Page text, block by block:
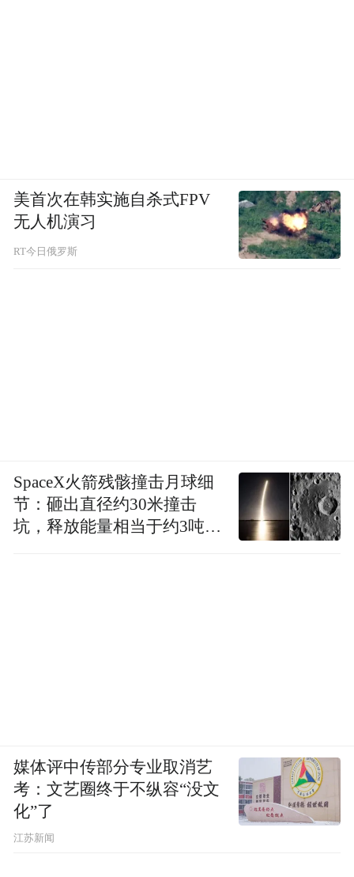
美首次在韩实施自杀式FPV
无人机演习
RT今日俄罗斯
SpaceX火箭残骸撞击月球细
节：砸出直径约30米撞击
坑，释放能量相当于约3吨
媒体评中传部分专业取消艺
考：文艺圈终于不纵容“没文
化”了
江苏新闻